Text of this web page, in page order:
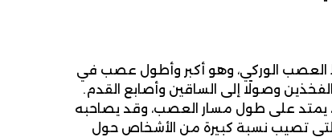
الوركي، وهو أكبر وأطول عصب في
وصولًا إلى الساقين وأصابع القدم.
يمتد على طول مسار العصب، وقد يصاحبه
تصيب نسبة كبيرة من الأشخاص حول